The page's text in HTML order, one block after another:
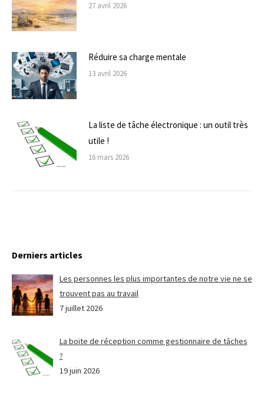
27 avril 2026
Réduire sa charge mentale
13 avril 2026
La liste de tâche électronique : un outil très
utile !
16 mars 2026
Derniers articles
Les personnes les plus importantes de notre vie ne se
trouvent pas au travail
7 juillet 2026
La boite de réception comme gestionnaire de tâches
?
19 juin 2026